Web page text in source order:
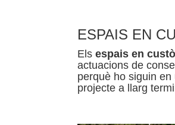
ESPAIS EN
Els espais en
actuacions de
perquè ho siguin
projecte a llarg